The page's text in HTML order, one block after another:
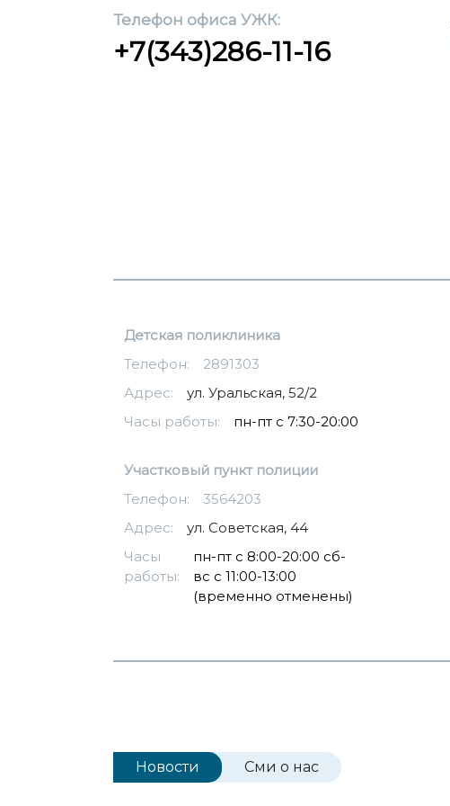
Телефон офиса УЖК:
+7(343)286-11-16
Детская поликлиника
Телефон:
2891303
Адрес:
ул. Уральская, 52/2
Часы работы:
пн-пт с 7:30-20:00
Участковый пункт полиции
Телефон:
3564203
Адрес:
ул. Советская, 44
Часы
работы:
пн-пт с 8:00-20:00 сб-
вс с 11:00-13:00
(временно отменены)
Новости Сми о нас